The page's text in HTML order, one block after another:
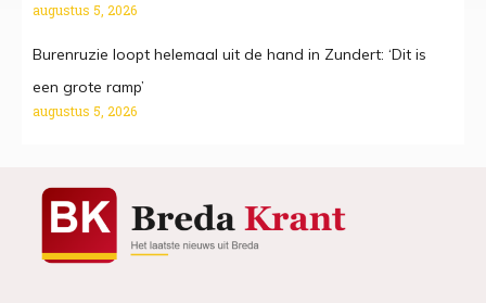
augustus 5, 2026
Burenruzie loopt helemaal uit de hand in Zundert: ‘Dit is
een grote ramp’
augustus 5, 2026